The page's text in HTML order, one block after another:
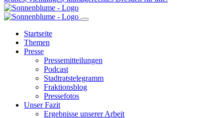
Startseite
Themen
Presse
Pressemitteilungen
Podcast
Stadtratstelegramm
Fraktionsblog
Pressefotos
Unser Fazit
Ergebnisse unserer Arbeit